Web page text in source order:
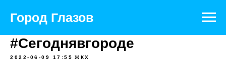
Город Глазовобразования
#Сегоднявгороде
2022-06-09 17:55 ЖКХ